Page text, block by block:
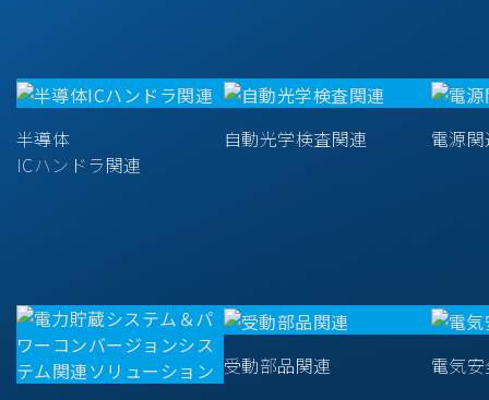
半導体
ICハンドラ関連
自動光学検査関連 電源関
受動部品関連
電気